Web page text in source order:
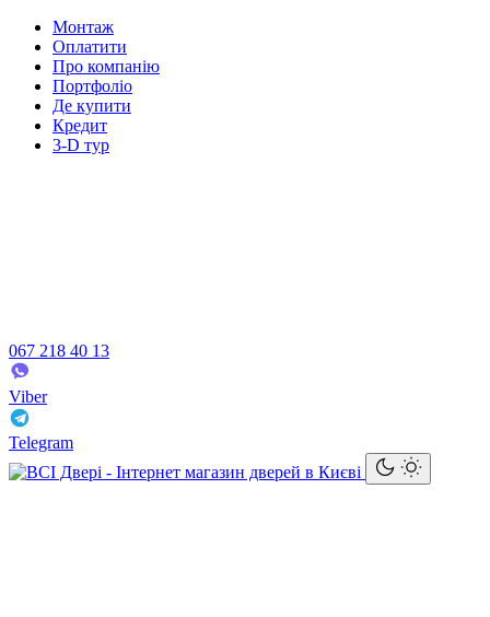
Монтаж
Оплатити
Про компанію
Портфоліо
Де купити
Кредит
3-D тур
067 218 40 13
Viber
Telegram